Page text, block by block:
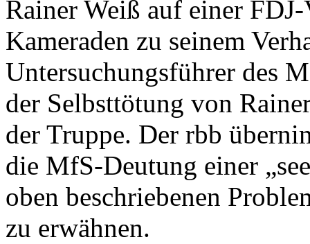
Rainer Weiß auf einer
Kameraden zu seinem
Untersuchungsführer des
der Selbsttötung von
der Truppe. Der rbb
die MfS-Deutung einer
oben beschriebenen
zu erwähnen.